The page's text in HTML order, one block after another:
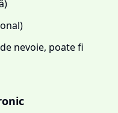
nevoie, poate fi